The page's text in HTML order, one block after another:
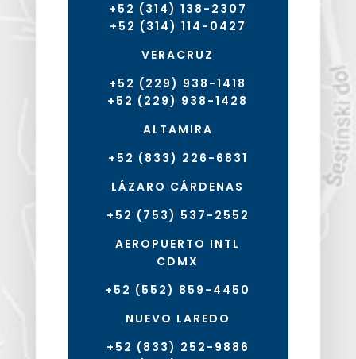
+52 (314) 138-2307
+52 (314) 114-0427
VERACRUZ
+52 (229) 938-1418
+52 (229) 938-1428
ALTAMIRA
+52 (833) 226-6831
LÁZARO CÁRDENAS
+52 (753) 537-2552
AEROPUERTO INTL
CDMX
+52 (552) 859-4450
NUEVO LAREDO
+52 (833) 252-9886